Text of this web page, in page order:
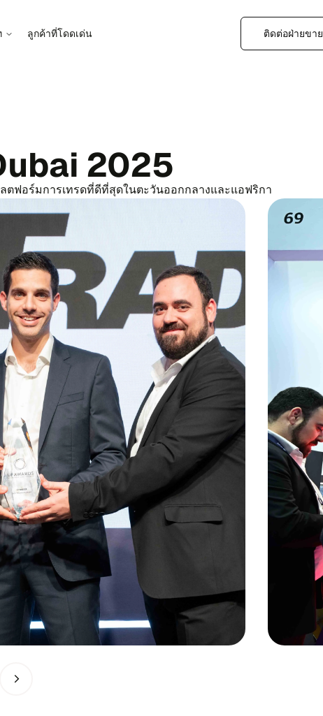
ลูก​ค้า​ที่โดด​เด่น ติด​ต่อฝ่าย​ขาย
2025
ต​ฟอร์​ม​การ​เทร​ด​ที่ดี​ที่​สุด​ใน​ตะ​วัน​ออก​กลาง​และ​แอฟ​ริ​กา
ก่อน​หน้า
สไลด์ถัด​ไป